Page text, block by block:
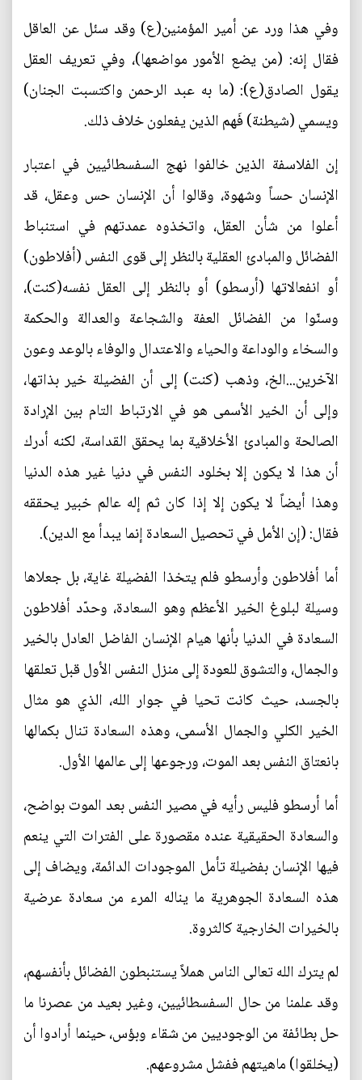
وفي هذا ورد عن أمير المؤمنين(ع) وقد سئل عن العاقل
فقال إنه: (من يضع الأمور مواضعها)، وفي تعريف العقل
يقول الصادق(ع): (ما به عبد الرحمن واكتسبت الجنان)
ويسمي (شيطنة) فَهم الذين يفعلون خلاف ذلك.
إن الفلاسفة الذين خالفوا نهج السفسطائيين في اعتبار
الإنسان حساً وشهوة، وقالوا أن الإنسان حس وعقل، قد
أعلوا من شأن العقل، واتخذوه عمدتهم في استنباط
الفضائل والمبادئ العقلية بالنظر إلى قوى النفس (أفلاطون)
أو انفعالاتها (أرسطو) أو بالنظر إلى العقل نفسه(كنت)،
وسنّوا من الفضائل العفة والشجاعة والعدالة والحكمة
والسخاء والوداعة والحياء والاعتدال والوفاء بالوعد وعون
الآخرين...الخ، وذهب (كنت) إلى أن الفضيلة خير بذاتها،
وإلى أن الخير الأسمى هو في الارتباط التام بين الإرادة
الصالحة والمبادئ الأخلاقية بما يحقق القداسة، لكنه أدرك
أن هذا لا يكون إلا بخلود النفس في دنيا غير هذه الدنيا
وهذا أيضاً لا يكون إلا إذا كان ثم إله عالم خبير يحققه
فقال: (إن الأمل في تحصيل السعادة إنما يبدأ مع الدين).
أما أفلاطون وأرسطو فلم يتخذا الفضيلة غاية، بل جعلاها
وسيلة لبلوغ الخير الأعظم وهو السعادة، وحدّد أفلاطون
السعادة في الدنيا بأنها هيام الإنسان الفاضل العادل بالخير
والجمال، والتشوق للعودة إلى منزل النفس الأول قبل تعلقها
بالجسد، حيث كانت تحيا في جوار الله، الذي هو مثال
الخير الكلي والجمال الأسمى، وهذه السعادة تنال بكمالها
بانعتاق النفس بعد الموت، ورجوعها إلى عالمها الأول.
أما أرسطو فليس رأيه في مصير النفس بعد الموت بواضح،
والسعادة الحقيقية عنده مقصورة على الفترات التي ينعم
فيها الإنسان بفضيلة تأمل الموجودات الدائمة، ويضاف إلى
هذه السعادة الجوهرية ما يناله المرء من سعادة عرضية
بالخيرات الخارجية كالثروة.
لم يترك الله تعالى الناس هملاً يستنبطون الفضائل بأنفسهم،
وقد علمنا من حال السفسطائيين، وغير بعيد من عصرنا ما
حل بطائفة من الوجوديين من شقاء وبؤس، حينما أرادوا أن
(يخلقوا) ماهيتهم ففشل مشروعهم.